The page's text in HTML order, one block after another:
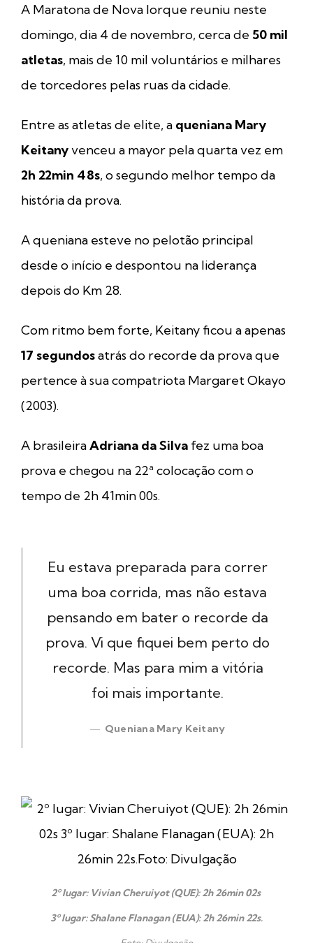
A Maratona de Nova Iorque reuniu neste
domingo, dia 4 de novembro, cerca de 50 mil
atletas, mais de 10 mil voluntários e milhares
de torcedores pelas ruas da cidade.
Entre as atletas de elite, a queniana Mary
Keitanyvenceu a mayor pela quarta vez em
2h 22min 48s, o segundo melhor tempo da
história da prova.
A queniana esteve no pelotão principal
desde o início e despontou na liderança
depois do Km 28.
Com ritmo bem forte, Keitany ficou a apenas
17 segundosatrás do recorde da prova que
pertence à sua compatriota Margaret Okayo
(2003).
A brasileiraAdriana da Silva fez uma boa
prova e chegou na 22ª colocação com o
tempo de 2h 41min 00s.
Eu estava preparada para correr
uma boa corrida, mas não estava
pensando em bater o recorde da
prova. Vi que fiquei bem perto do
recorde. Mas para mim a vitória
foi mais importante.
Queniana Mary Keitany
2º lugar: Vivian Cheruiyot (QUE): 2h 26min 02s
3º lugar: Shalane Flanagan (EUA): 2h 26min 22s.